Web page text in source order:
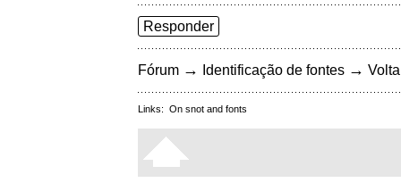
Responder
Fórum → Identificação de fontes →
Links: On snot and fonts